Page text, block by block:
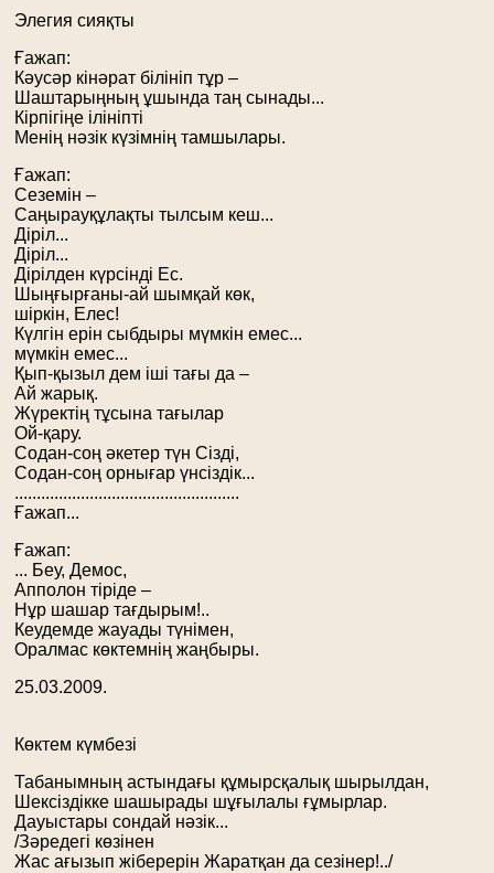
Элегия сияқты
Ғажап:
Кәусәр кінәрат білініп тұр –
Шаштарыңның ұшында таң сынады...
Кірпігіңе ілініпті
Менің нәзік күзімнің тамшылары.
Ғажап:
Сеземін –
Саңырауқұлақты тылсым кеш...
Діріл...
Діріл...
Дірілден күрсінді Ес.
Шыңғырғаны-ай шымқай көк,
шіркін, Елес!
Күлгін ерін сыбдыры мүмкін емес...
мүмкін емес...
Қып-қызыл дем іші тағы да –
Ай жарық.
Жүректің тұсына тағылар
Ой-қару.
Содан-соң әкетер түн Сізді,
Содан-соң орнығар үнсіздік...
...................................................
Ғажап...
Ғажап:
... Беу, Демос,
Апполон тіріде –
Нұр шашар тағдырым!..
Кеудемде жауады түнімен,
Оралмас көктемнің жаңбыры.
25.03.2009.
Көктем күмбезі
Табанымның астындағы құмырсқалық шырылдан,
Шексіздікке шашырады шұғылалы ғұмырлар.
Дауыстары сондай нәзік...
/Зәредегі көзінен
Жас ағызып жіберерін Жаратқан да сезінер!../